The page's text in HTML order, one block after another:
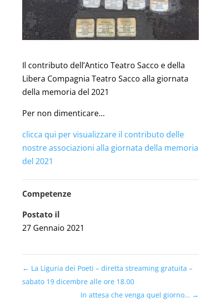
Il contributo dell’Antico Teatro Sacco e della
Libera Compagnia Teatro Sacco alla giornata
della memoria del 2021
Per non dimenticare…
clicca qui per visualizzare il contributo delle
nostre associazioni alla giornata della memoria
del 2021
Competenze
Postato il
27 Gennaio 2021
← La Liguria dei Poeti – diretta streaming gratuita –
sabato 19 dicembre alle ore 18.00
In attesa che venga quel giorno… →